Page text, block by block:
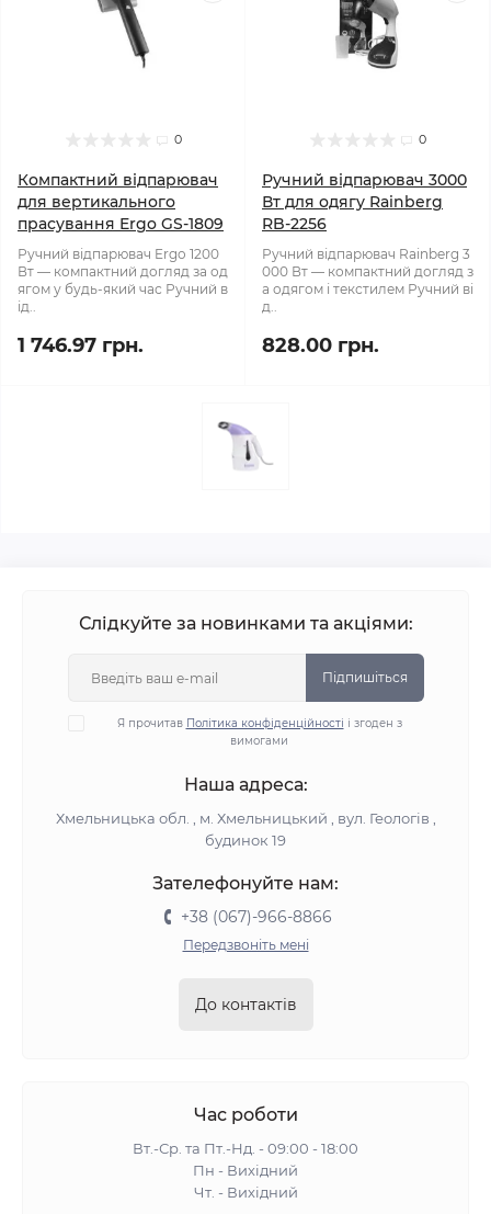
0
Компактний відпарювач
для вертикального
прасування Ergo GS-1809
Ручний відпарювач Ergo 1200
Вт — компактний догляд за од
ягом у будь-який час Ручний в
ід..
1 746.97 грн.
0
Ручний відпарювач 3000
Вт для одягу Rainberg
RB-2256
Ручний відпарювач Rainberg 3
000 Вт — компактний догляд з
а одягом і текстилем Ручний ві
д..
828.00 грн.
Слідкуйте за новинками та акціями:
Підпишіться
Я прочитав Політика конфіденційності і згоден з
вимогами
Наша адреса:
Хмельницька обл. , м. Хмельницький , вул. Геологів ,
будинок 19
Зателефонуйте нам:
+38 (067)-966-8866
Передзвоніть мені
До контактів
Час роботи
Вт.-Ср. та Пт.-Нд. - 09:00 - 18:00
Пн - Вихідний
Чт. - Вихідний